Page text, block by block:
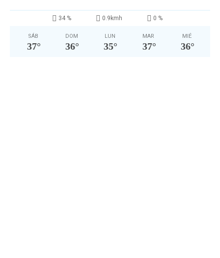
34 % 0.9kmh 0 %
SÁB
37°
DOM
36°
LUN
35°
MAR
37°
MIÉ
36°